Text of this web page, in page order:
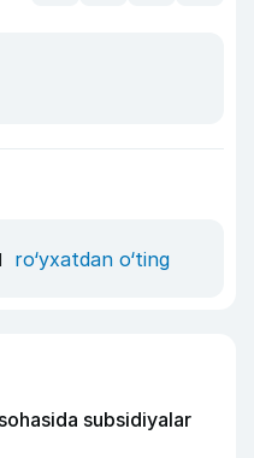
ro‘yxatdan o‘ting
subsidiyalar